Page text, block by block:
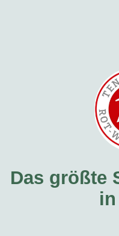
Das größte
in